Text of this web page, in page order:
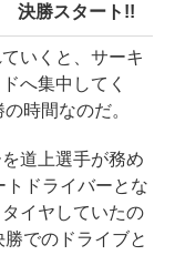
決勝スタート!!
いくと、サーキ
へ集中してく
時間なのだ。
道上選手が務め
ドライバーとな
イヤしていたの
でのドライブと